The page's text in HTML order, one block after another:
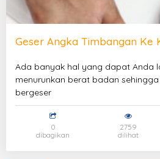
Geser Angka Timbangan Ke
Ada banyak hal yang dapat Anda
menurunkan berat badan
bergeser
0
dibagikan
2759
dilihat